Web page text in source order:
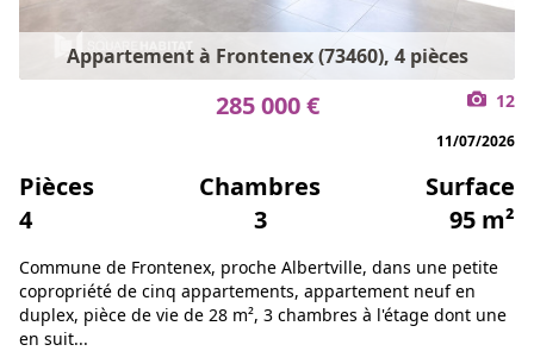
Appartement à Frontenex (73460), 4 pièces
285 000 € 12
11/07/2026
Pièces
4
Chambres
3
Surface
95 m²
Commune de Frontenex, proche Albertville, dans une petite
copropriété de cinq appartements, appartement neuf en
duplex, pièce de vie de 28 m², 3 chambres à l'étage dont une
en suit...